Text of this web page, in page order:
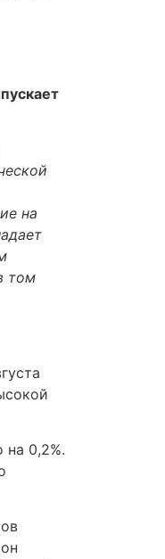
на
том
0,2%.